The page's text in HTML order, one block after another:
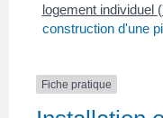
logement individuel
construction d'une
Fiche pratique